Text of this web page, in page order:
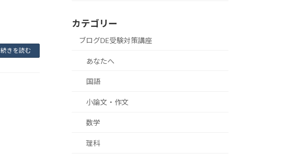
続きを読む
カテゴリー
ブログDE受験対策講座
あなたへ
国語
小論文・作文
数学
理科